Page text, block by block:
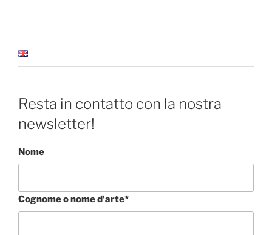
Resta in contatto con la nostra
newsletter!
Nome
Cognome o nome d'arte*